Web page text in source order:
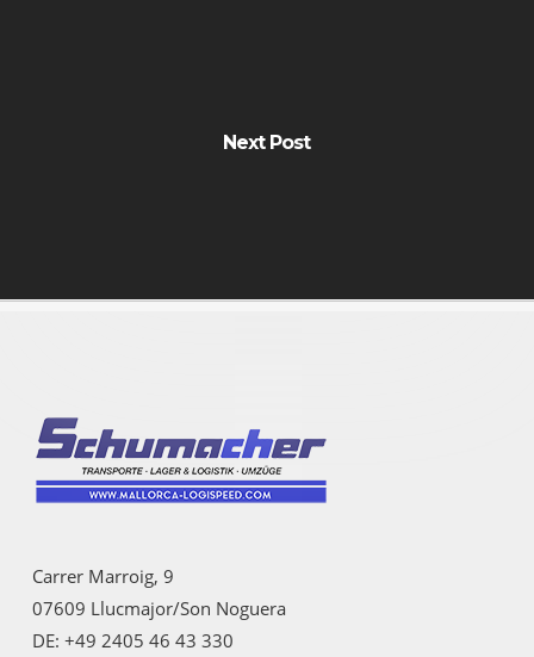
Next Post
Carrer Marroig, 9
07609 Llucmajor/Son Noguera
DE: +49 2405 46 43 330